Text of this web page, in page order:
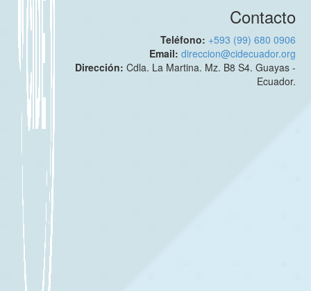
Contacto
Teléfono: +593 (99) 680 0906
Email:direccion@cidecuador.org
Dirección:Cdla. La Martina. Mz. B8 S4. Guayas -
Ecuador.